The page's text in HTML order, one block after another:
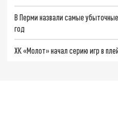
В Перми назвали самые
год
ХК «Молот» начал серию игр в